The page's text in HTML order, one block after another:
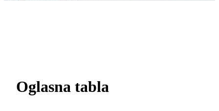
Oglasna tabla